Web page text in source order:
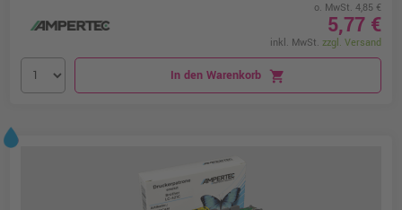
o. MwSt. 4,85 €
5,77 €
inkl. MwSt. zzgl. Versand
In den Warenkorb shopping_cart